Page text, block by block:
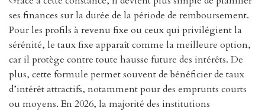
ses finances sur la durée de la période de remboursement.
Pour les profils à revenu fixe ou ceux qui privilégient la
sérénité, le taux fixe apparaît comme la meilleure option,
car il protège contre toute hausse future des intérêts. De
plus, cette formule permet souvent de bénéficier de taux
d’intérêt attractifs, notamment pour des emprunts courts
ou moyens. En 2026, la majorité des institutions